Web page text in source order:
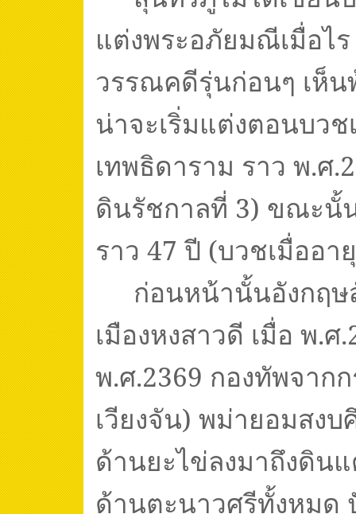
แต่งพระอภัยมณีเมื่อไ
วรรณคดีรุ่นก่อนๆ เห็น
น่าจะเริ่มแต่งตอนบว
เทพธิดาราม ราว พ.ศ.
ดินรัชกาลที่ 3) ขณะนั้
ราว 47 ปี (บวชเมื่ออา
ก่อนหน้านั้นอังกฤษ
เมืองหงสาวดี เมื่อ พ.ศ.
พ.ศ.2369 กองทัพจากก
เวียงจัน) พม่ายอมสง
ด้านยะไข่ลงมาถึงดิน
ด้านตะนาวศรีทั้งหมด